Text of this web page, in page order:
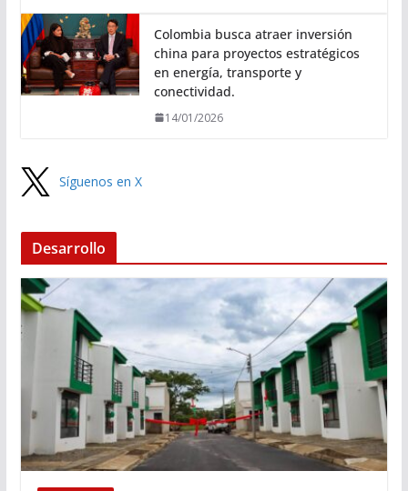
Colombia busca atraer inversión
china para proyectos estratégicos
en energía, transporte y
conectividad.
14/01/2026
Síguenos en X
Desarrollo